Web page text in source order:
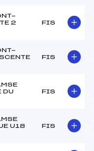
2
FIS
FIS
DU
FIS
U18
FIS